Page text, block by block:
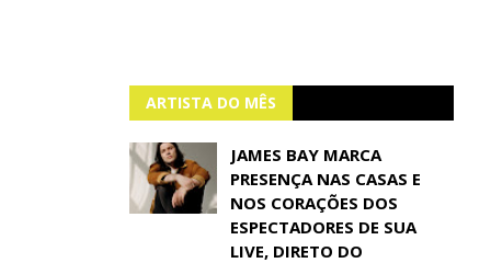
ARTISTA DO MÊS
JAMES BAY MARCA
PRESENÇA NAS CASAS E
NOS CORAÇÕES DOS
ESPECTADORES DE SUA
LIVE, DIRETO DO